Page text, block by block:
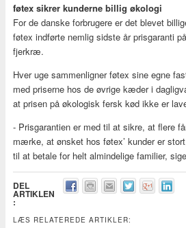
føtex sikrer kunderne billig økologi
For de danske forbrugere er det blevet
føtex indførte nemlig sidste år prisgaranti
fjerkræ.
Hver uge sammenligner føtex sine egne
med priserne hos de øvrige kæder i
at prisen på økologisk fersk kød ikke er
- Prisgarantien er med til at sikre, at flere
mærke, at ønsket hos føtex’ kunder er
til at betale for helt almindelige familier,
DEL
ARTIKLEN
:
LÆS RELATEREDE ARTIKLER: